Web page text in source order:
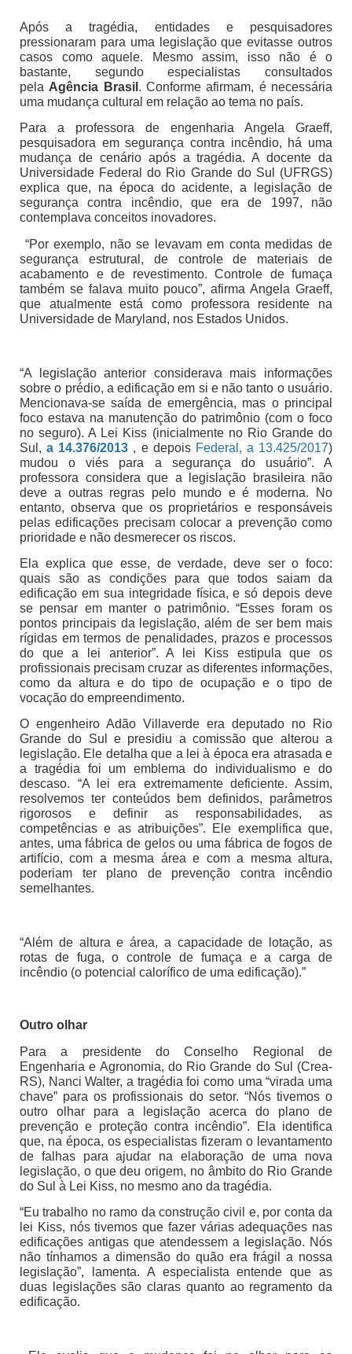
Após a tragédia, entidades e pesquisadores
pressionaram para uma legislação que evitasse outros
casos como aquele. Mesmo assim, isso não é o
bastante, segundo especialistas consultados
pela Agência Brasil . Conforme afirmam, é necessária
uma mudança cultural em relação ao tema no país.
Para a professora de engenharia Angela Graeff,
pesquisadora em segurança contra incêndio, há uma
mudança de cenário após a tragédia. A docente da
Universidade Federal do Rio Grande do Sul (UFRGS)
explica que, na época do acidente, a legislação de
segurança contra incêndio, que era de 1997, não
contemplava conceitos inovadores.
“Por exemplo, não se levavam em conta medidas de
segurança estrutural, de controle de materiais de
acabamento e de revestimento. Controle de fumaça
também se falava muito pouco”, afirma Angela Graeff,
que atualmente está como professora residente na
Universidade de Maryland, nos Estados Unidos.
“A legislação anterior considerava mais informações
sobre o prédio, a edificação em si e não tanto o usuário.
Mencionava-se saída de emergência, mas o principal
foco estava na manutenção do patrimônio (com o foco
no seguro). A Lei Kiss (inicialmente no Rio Grande do
Sul,a 14.376/2013 , e depois Federal, a 13.425/2017)
mudou o viés para a segurança do usuário”. A
professora considera que a legislação brasileira não
deve a outras regras pelo mundo e é moderna. No
entanto, observa que os proprietários e responsáveis
pelas edificações precisam colocar a prevenção como
prioridade e não desmerecer os riscos.
Ela explica que esse, de verdade, deve ser o foco:
quais são as condições para que todos saiam da
edificação em sua integridade física, e só depois deve
se pensar em manter o patrimônio. “Esses foram os
pontos principais da legislação, além de ser bem mais
rígidas em termos de penalidades, prazos e processos
do que a lei anterior”. A lei Kiss estipula que os
profissionais precisam cruzar as diferentes informações,
como da altura e do tipo de ocupação e o tipo de
vocação do empreendimento.
O engenheiro Adão Villaverde era deputado no Rio
Grande do Sul e presidiu a comissão que alterou a
legislação. Ele detalha que a lei à época era atrasada e
a tragédia foi um emblema do individualismo e do
descaso. “A lei era extremamente deficiente. Assim,
resolvemos ter conteúdos bem definidos, parâmetros
rigorosos e definir as responsabilidades, as
competências e as atribuições”. Ele exemplifica que,
antes, uma fábrica de gelos ou uma fábrica de fogos de
artifício, com a mesma área e com a mesma altura,
poderiam ter plano de prevenção contra incêndio
semelhantes.
“Além de altura e área, a capacidade de lotação, as
rotas de fuga, o controle de fumaça e a carga de
incêndio (o potencial calorífico de uma edificação).”
Outro olhar
Para a presidente do Conselho Regional de
Engenharia e Agronomia, do Rio Grande do Sul (Crea-
RS), Nanci Walter, a tragédia foi como uma “virada uma
chave” para os profissionais do setor. “Nós tivemos o
outro olhar para a legislação acerca do plano de
prevenção e proteção contra incêndio”. Ela identifica
que, na época, os especialistas fizeram o levantamento
de falhas para ajudar na elaboração de uma nova
legislação, o que deu origem, no âmbito do Rio Grande
do Sul à Lei Kiss, no mesmo ano da tragédia.
“Eu trabalho no ramo da construção civil e, por conta da
lei Kiss, nós tivemos que fazer várias adequações nas
edificações antigas que atendessem a legislação. Nós
não tínhamos a dimensão do quão era frágil a nossa
legislação”, lamenta. A especialista entende que as
duas legislações são claras quanto ao regramento da
edificação.